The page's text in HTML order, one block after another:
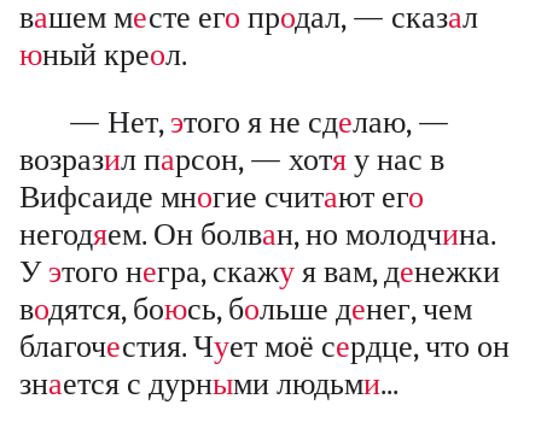
вашем месте его продал, — сказал
юный креол.
— Нет, этого я не сделаю, —
возразил парсон, — хотя у нас в
Вифсаиде многие считают его
негодяем. Он болван, но молодчина.
У этого негра, скажу я вам, денежки
водятся, боюсь, больше денег, чем
благочестия. Чует моё сердце, что он
знается с дурными людьми...